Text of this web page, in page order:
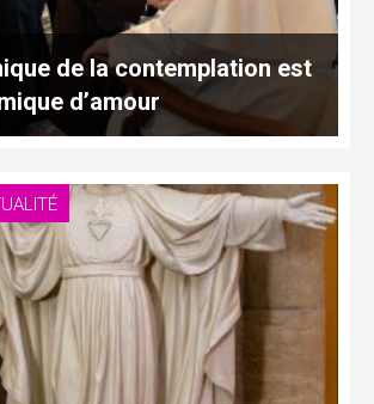
de la contemplation est
d’amour